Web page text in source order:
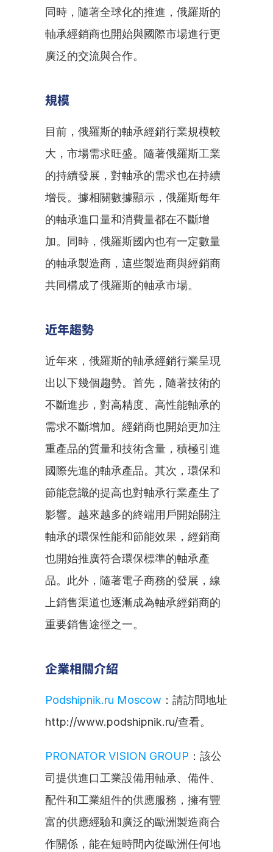
同時，隨著全球化的推進，俄羅斯的
軸承經銷商也開始與國際市場進行更
廣泛的交流與合作。
規模
目前，俄羅斯的軸承經銷行業規模較
大，市場需求旺盛。隨著俄羅斯工業
的持續發展，對軸承的需求也在持續
增長。據相關數據顯示，俄羅斯每年
的軸承進口量和消費量都在不斷增
加。同時，俄羅斯國內也有一定數量
的軸承製造商，這些製造商與經銷商
共同構成了俄羅斯的軸承市場。
近年趨勢
近年來，俄羅斯的軸承經銷行業呈現
出以下幾個趨勢。首先，隨著技術的
不斷進步，對高精度、高性能軸承的
需求不斷增加。經銷商也開始更加注
重產品的質量和技術含量，積極引進
國際先進的軸承產品。其次，環保和
節能意識的提高也對軸承行業產生了
影響。越來越多的終端用戶開始關注
軸承的環保性能和節能效果，經銷商
也開始推廣符合環保標準的軸承產
品。此外，隨著電子商務的發展，線
上銷售渠道也逐漸成為軸承經銷商的
重要銷售途徑之一。
企業相關介紹
Podshipnik.ru Moscow ：請訪問地址
http://www.podshipnik.ru/查看。
PRONATOR VISION GROUP ：該公
司提供進口工業設備用軸承、備件、
配件和工業組件的供應服務，擁有豐
富的供應經驗和廣泛的歐洲製造商合
作關係，能在短時間內從歐洲任何地